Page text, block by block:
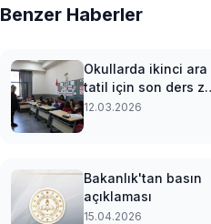
Benzer Haberler
Okullarda ikinci ara
tatil için son ders
yarın çalacak
12.03.2026
Bakanlık'tan basın
açıklaması
15.04.2026